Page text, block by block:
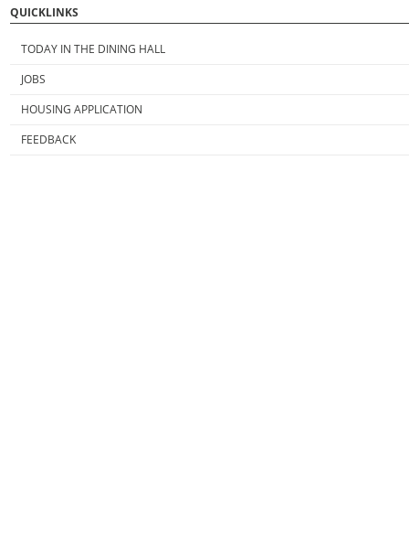
QUICKLINKS
TODAY IN THE DINING HALL
JOBS
HOUSING APPLICATION
FEEDBACK